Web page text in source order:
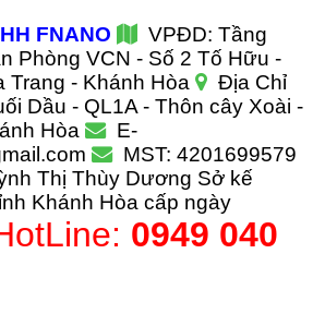
FNANO
VPĐD: Tầng
Phòng VCN - Số 2 Tố Hữu -
Trang - Khánh Hòa
Địa Chỉ
Dầu - QL1A - Thôn cây Xoài -
Hòa
E-
MST: 4201699579
Thị Thùy Dương Sở kế
Khánh Hòa cấp ngày
0949 040